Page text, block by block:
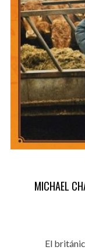
MICHAEL
El